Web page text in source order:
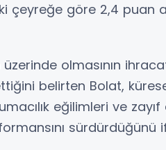
çeyreğe göre 2,4 puan
üzerinde olmasının
belirten Bolat,
eğilimleri ve
sürdürdüğünü